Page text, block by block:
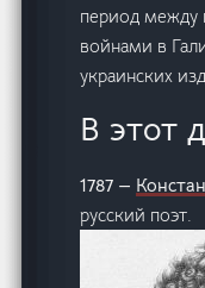
период
войнами в
украинских
В этот
1787 —
русский поэт.